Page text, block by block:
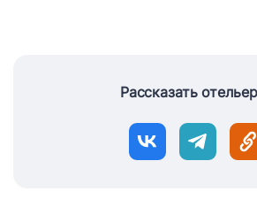
Рассказать